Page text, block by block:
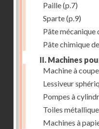
Paille(p.7)
Sparte(p.9)
Pâte mécanique
Pâte chimique
II. Machines
Machine à
Lessiveur
Pompes à
Toiles
Machines à